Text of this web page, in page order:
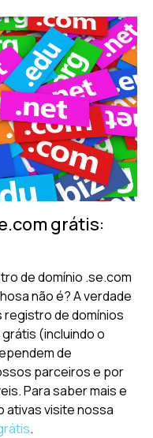
grátis:
de domínio .se.com
não é? A verdade
de domínios
(incluindo o
de
parceiros e por
Para saber mais e
ativas visite nossa
.